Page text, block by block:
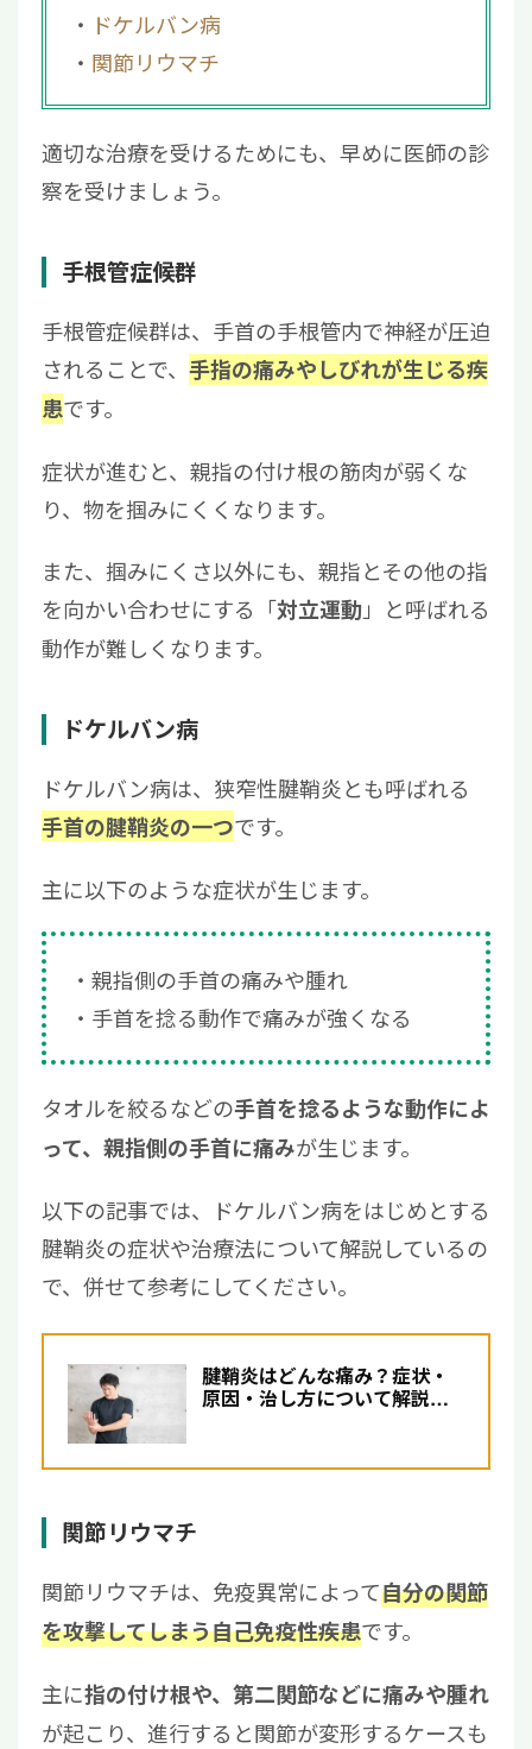
ドケルバン病
関節リウマチ
適切な治療を受けるためにも、早めに医師の診
察を受けましょう。
手根管症候群
手根管症候群は、手首の手根管内で神経が圧迫
されることで、 手指の痛みやしびれが生じる疾
患です。
症状が進むと、親指の付け根の筋肉が弱くな
り、物を掴みにくくなります。
また、掴みにくさ以外にも、親指とその他の指
を向かい合わせにする「対立運動」と呼ばれる
動作が難しくなります。
ドケルバン病
ドケルバン病は、狭窄性腱鞘炎とも呼ばれる
手首の腱鞘炎の一つです。
主に以下のような症状が生じます。
親指側の手首の痛みや腫れ
手首を捻る動作で痛みが強くなる
タオルを絞るなどの手首を捻るような動作によ
って、親指側の手首に痛みが生じます。
以下の記事では、ドケルバン病をはじめとする
腱鞘炎の症状や治療法について解説しているの
で、併せて参考にしてください。
腱鞘炎はどんな痛み？症状・
原因・治し方について解説
関節リウマチ
関節リウマチは、免疫異常によって自分の関節
を攻撃してしまう自己免疫性疾患です。
主に指の付け根や、第二関節などに痛みや腫れ
が起こり、進行すると関節が変形するケースも